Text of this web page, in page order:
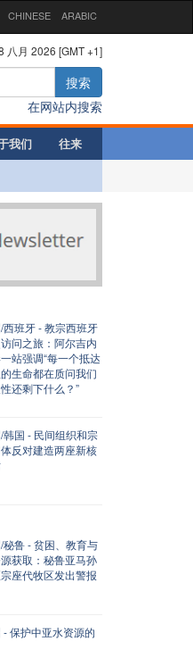
CHINESE ARABIC
八月 2026 [GMT +1]
搜索
在网站内搜索
我们 往来
西班牙 - 教宗西班牙
问之旅：阿尔吉内
站强调“每一个抵达
生命都在质问我们
还剩下什么？”
韩国 - 民间组织和宗
反对建造两座新核
秘鲁 - 贫困、教育与
获取：秘鲁亚马孙
座代牧区发出警报
- 保护中亚水资源的